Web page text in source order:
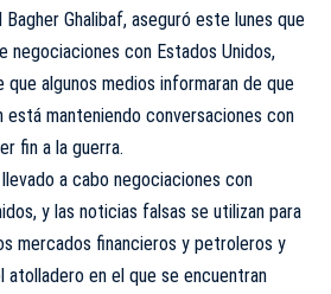
Bagher Ghalibaf, aseguró este lunes que
negociaciones con Estados Unidos,
que algunos medios informaran de que
está manteniendo conversaciones con
fin a la guerra.
llevado a cabo negociaciones con
y las noticias falsas se utilizan para
mercados financieros y petroleros y
atolladero en el que se encuentran